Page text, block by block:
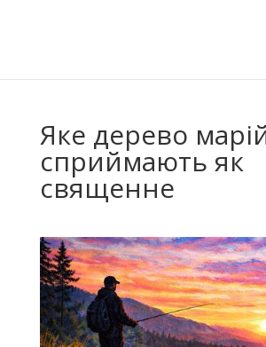
Яке дерево
сприймають як
священне